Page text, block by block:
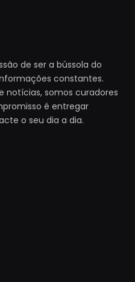
de ser a bússola do
constantes.
notícias, somos curadores
é entregar
o seu dia a dia.